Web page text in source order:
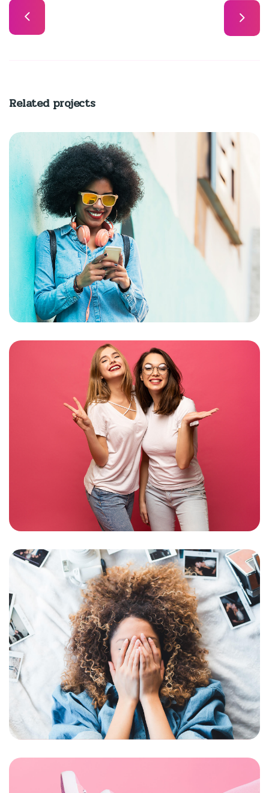
Related projects